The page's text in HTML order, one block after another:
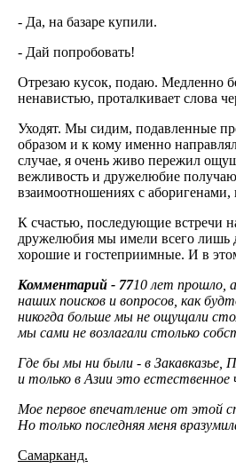
- Да, на базаре купили.
- Дай попробовать!
Отрезаю кусок, подаю. Медленно
ненавистью, проталкивает слова
Уходят. Мы сидим, подавленные
образом и к кому именно
случае, я очень живо пережил
вежливость и дружелюбие
взаимоотношениях с аборигенами,
К счастью, последующие встречи
дружелюбия мы имели всего лишь
хорошие и гостеприимные. И в
Комментарий - 7710 лeт прошло,
наших поисков и вопросов, как
никогда больше мы не ощущали
мы сами не возлагали столько
Где бы мы ни были - в Закавказье,
и только в Азии это
Мое первое впечатление от этой
Но только последняя меня
Самарканд.